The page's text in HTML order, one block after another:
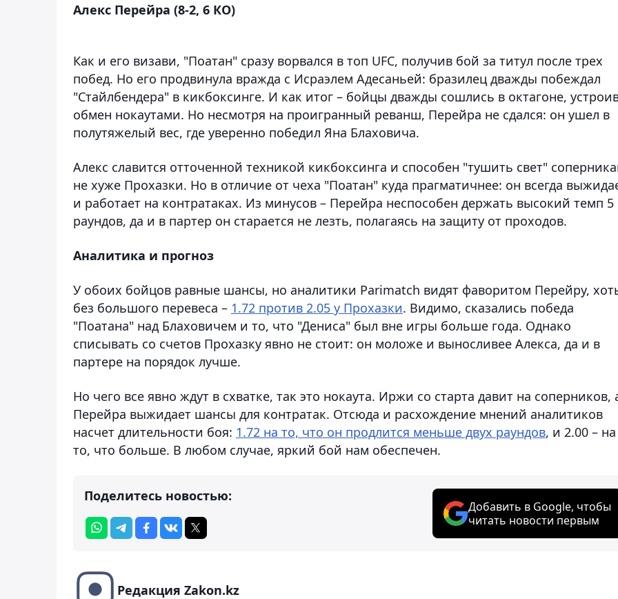
Алекс Перейра (8-2, 6 КО)
Как и его визави, "Поатан" сразу ворвался в топ UFC, получив бой за титул после трех
побед. Но его продвинула вражда с Исраэлем Адесаньей: бразилец дважды побеждал
"Стайлбендера" в кикбоксинге. И как итог – бойцы дважды сошлись в октагоне,
обмен нокаутами. Но несмотря на проигранный реванш, Перейра не сдался: он ушел в
полутяжелый вес, где уверенно победил Яна Блаховича.
Алекс славится отточенной техникой кикбоксинга и способен "тушить свет"
не хуже Прохазки. Но в отличие от чеха "Поатан" куда прагматичнее: он всегда
и работает на контратаках. Из минусов – Перейра неспособен держать высокий темп 5
раундов, да и в партер он старается не лезть, полагаясь на защиту от проходов.
Аналитика и прогноз
У обоих бойцов равные шансы, но аналитики Parimatch видят фаворитом Перейру,
без большого перевеса – 1.72 против 2.05 у Прохазки. Видимо, сказались победа
"Поатана" над Блаховичем и то, что "Дениса" был вне игры больше года. Однако
списывать со счетов Прохазку явно не стоит: он моложе и выносливее Алекса, да и в
партере на порядок лучше.
Но чего все явно ждут в схватке, так это нокаута. Иржи со старта давит на соперников,
Перейра выжидает шансы для контратак. Отсюда и расхождение мнений аналитиков
насчет длительности боя: 1.72 на то, что он продлится меньше двух раундов, и 2.00 – на
то, что больше. В любом случае, яркий бой нам обеспечен.
Поделитесь новостью:
Добавить в Google, чтобы
читать новости первым
Редакция Zakon.kz